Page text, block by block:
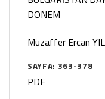
DÖNEM
Muzaffer Ercan
SAYFA: 363-378
PDF